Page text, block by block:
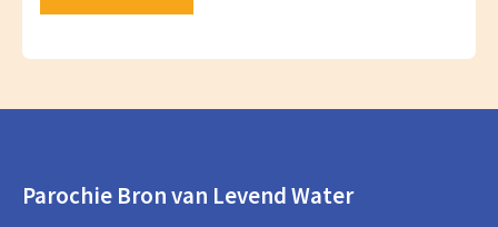
Parochie Bron van Levend Water